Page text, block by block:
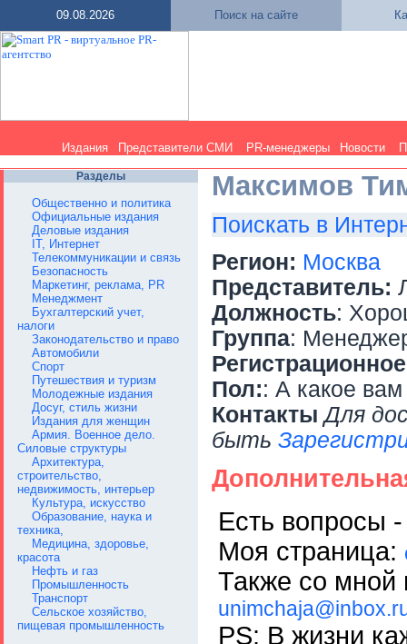
09.08.2026 Поиск на сайте
Издания Представители СМИ PR-менеджеры Новости
Разделы
Общественно и политика
Официальные издания
Деловые издания
IT, Интернет
Телекоммуникации и связь
Безопасность
Маркетинг, реклама, PR
Менеджмент
Бухгалтерский учет,
налоги
Законодательство и право
Автомобили
Спорт
Путешествия и туризм
Молодежные издания
Досуг, стиль жизни
Издания для женщин
Армия. Военное дело.
Силовые структуры
Архитектура,
строительство,
недвижимость, интерьер
Культура, искусство
Образование, наука и
техника,
Медицина, здоровье,
красота
Нефть и газ
Промышленность
Транспорт
Сельское хозяйство,
пищевая промышленность
Максимов
Поискать в
Регион: Москва
Представитель:
Должность:
Группа:
Пол:: А какое
Контакты Для
быть
Есть вопросы
Моя страница:
Также со мной
PS: В жизни